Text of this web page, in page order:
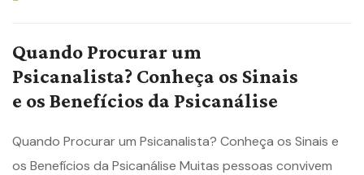
Quando Procurar um
Psicanalista? Conheça os Sinais
e os Benefícios da Psicanálise
Quando Procurar um Psicanalista? Conheça os Sinais e
os Benefícios da Psicanálise Muitas pessoas convivem